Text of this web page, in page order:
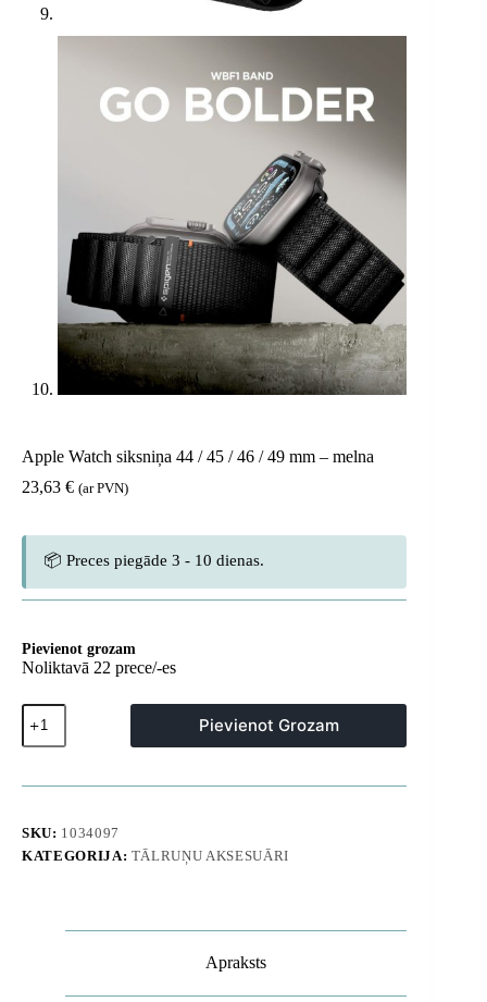
Apple Watch siksniņa 44 / 45 / 46 / 49 mm – melna
23,63 € (ar PVN)
📦 Preces piegāde 3 - 10 dienas.
Pievienot grozam
Noliktavā 22 prece/-es
Apple
Watch
siksniņa
/
46
/
Pievienot Grozam
SKU: 1034097
KATEGORIJA: TĀLRUŅU AKSESUĀRI
Apraksts